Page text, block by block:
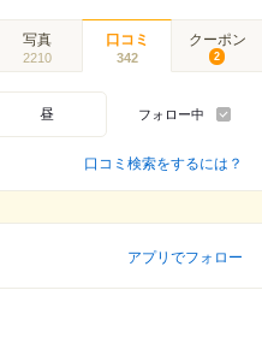
写真
2210
口コミ
342
クーポン
2
昼 フォロー中
口コミ検索をするには？
アプリでフォロー